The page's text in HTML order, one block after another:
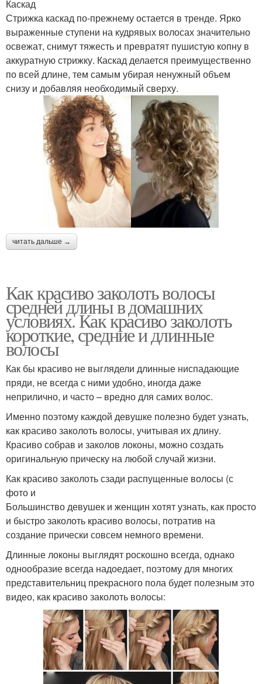
Каскад
Стрижка каскад по-прежнему остается в тренде. Ярко
выраженные ступени на кудрявых волосах значительно
освежат, снимут тяжесть и превратят пушистую копну в
аккуратную стрижку. Каскад делается преимущественно
по всей длине, тем самым убирая ненужный объем
снизу и добавляя необходимый сверху.
читать дальше →
Как красиво заколоть волосы
средней длины в домашних
условиях. Как красиво заколоть
короткие, средние и длинные
волосы
Как бы красиво не выглядели длинные ниспадающие
пряди, не всегда с ними удобно, иногда даже
неприлично, и часто – вредно для самих волос.
Именно поэтому каждой девушке полезно будет узнать,
как красиво заколоть волосы, учитывая их длину.
Красиво собрав и заколов локоны, можно создать
оригинальную прическу на любой случай жизни.
Как красиво заколоть сзади распущенные волосы (с
фото и
Большинство девушек и женщин хотят узнать, как просто
и быстро заколоть красиво волосы, потратив на
создание прически совсем немного времени.
Длинные локоны выглядят роскошно всегда, однако
однообразие всегда надоедает, поэтому для многих
представительниц прекрасного пола будет полезным это
видео, как красиво заколоть волосы: